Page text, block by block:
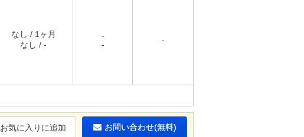
なし / 1ヶ月
なし / -
-
-
-
お気に入りに追加 お問い合わせ(無料)